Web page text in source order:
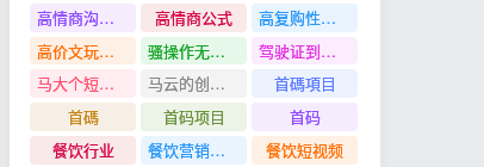
高情商沟通管理课
高情商公式
高复购性行业
高价文玩众筹分红项目
骚操作无脑裂变
驾驶证到期换证
马大个短视频投放课
马云的创业故事
首碼項目
首碼
首码项目
首码
餐饮行业
餐饮营销管理特训班
餐饮短视频